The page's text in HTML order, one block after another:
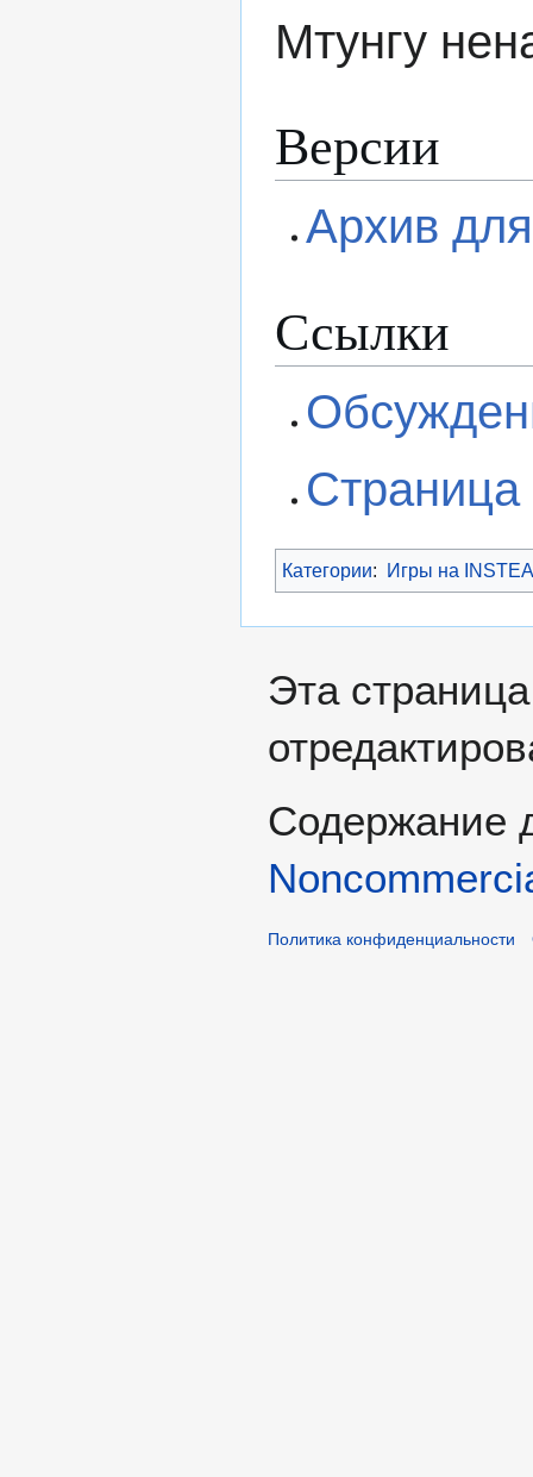
Мтунгу
Версии
Архив
Ссылки
Страница
Категории: Игры на
Эта
Содержание
Политика конфиденциальности